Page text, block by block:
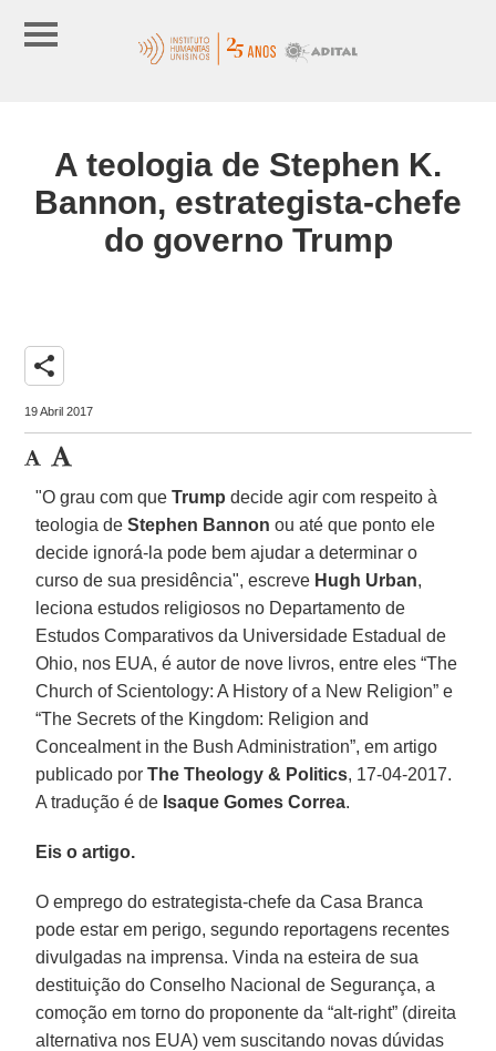
A teologia de Stephen K.
Bannon, estrategista-chefe
do governo Trump
share
19 Abril 2017
"O grau com queTrump decide agir com respeito à
teologia deStephen Bannon ou até que ponto ele
decide ignorá-la pode bem ajudar a determinar o
curso de sua presidência", escreve Hugh Urban,
leciona estudos religiosos no Departamento de
Estudos Comparativos da Universidade Estadual de
Ohio, nos EUA, é autor de nove livros, entre eles “The
Church of Scientology: A History of a New Religion” e
“The Secrets of the Kingdom: Religion and
Concealment in the Bush Administration”, em artigo
publicado porThe Theology & Politics, 17-04-2017.
A tradução é de Isaque Gomes Correa.
Eis o artigo.
O emprego do estrategista-chefe da Casa Branca
pode estar em perigo, segundo reportagens recentes
divulgadas na imprensa. Vinda na esteira de sua
destituição do Conselho Nacional de Segurança, a
comoção em torno do proponente da “alt-right” (direita
alternativa nos EUA) vem suscitando novas dúvidas